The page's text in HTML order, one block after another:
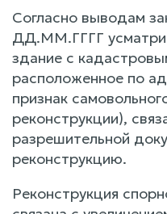
Согласно выводам
ДД.ММ.ГГГГ
здание с
расположенное по
признак
реконструкции),
разрешительной
реконструкцию.
Реконструкция